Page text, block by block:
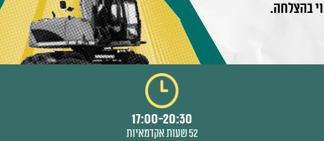
בהצלחה.
17:00-20:30
52 שעות אקדמאיות